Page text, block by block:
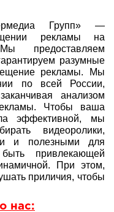
Групп» —
рекламы на
предоставляем
разумные
рекламы. Мы
по всей России,
анализом
Чтобы ваша
эффективной, мы
видеоролики,
и полезными для
привлекающей
При этом,
приличия, чтобы
нас: